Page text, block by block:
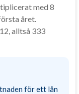
med 8
året.
alltså 333
för ett lån